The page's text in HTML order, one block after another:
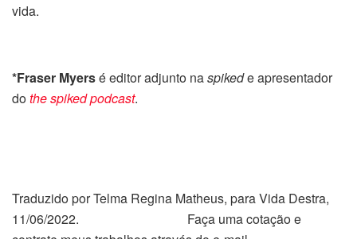
vida.
*Fraser Myersé editor adjunto naspikede apresentador
dothe spiked podcast.
Traduzido por Telma Regina Matheus, para Vida Destra,
11/06/2022. Faça uma cotação e